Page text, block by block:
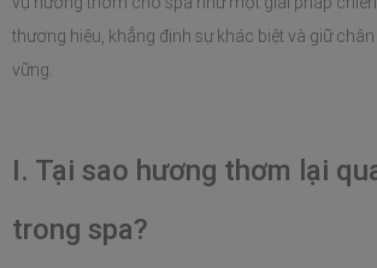
thương hiệu, khẳng định sự khác biệt và giữ
vững.
I. Tại sao hương thơm lại
trong spa?